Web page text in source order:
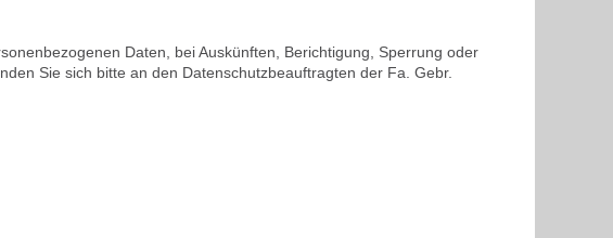
Daten, bei Auskünften, Berichtigung, Sperrung oder
Sie sich bitte an den Datenschutzbeauftragten der Fa. Gebr.